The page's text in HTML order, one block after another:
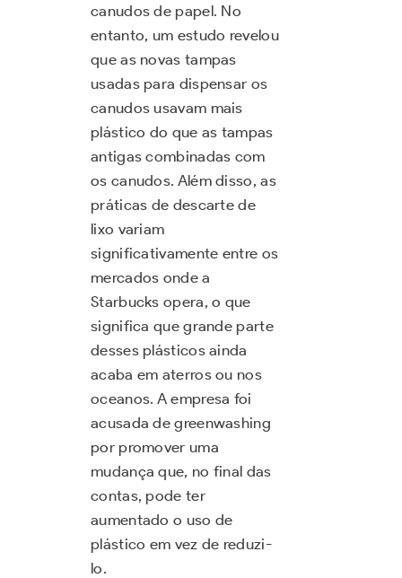
canudos de papel. No
entanto, um estudo revelou
que as novas tampas
usadas para dispensar os
canudos usavam mais
plástico do que as tampas
antigas combinadas com
os canudos. Além disso, as
práticas de descarte de
lixo variam
significativamente entre os
mercados onde a
Starbucks opera, o que
significa que grande parte
desses plásticos ainda
acaba em aterros ou nos
oceanos. A empresa foi
acusada de greenwashing
por promover uma
mudança que, no final das
contas, pode ter
aumentado o uso de
plástico em vez de reduzi-
lo.